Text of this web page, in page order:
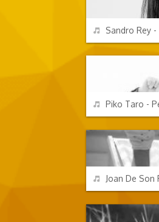
REPRODUCIR
Sandro Rey
REPRODUCIR
Piko Taro -
REPRODUCIR
Joan De Son